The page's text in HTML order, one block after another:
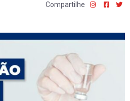
Compartilhe